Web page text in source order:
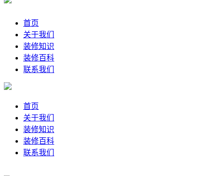
首页
关于我们
装修知识
装修百科
联系我们
首页
关于我们
装修知识
装修百科
联系我们